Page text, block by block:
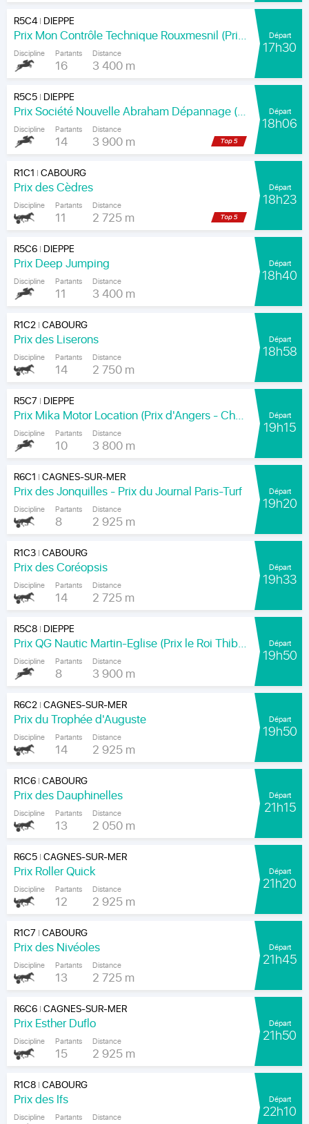
R5C4| DIEPPE
Prix Mon Contrôle Technique Rouxmesnil (Prix Jean de la Rochefoucauld)
Discipline Partants
16
Distance
3 400 m
Départ
17h30
R5C5| DIEPPE
Prix Société Nouvelle Abraham Dépannage (Prix Arenice)
Discipline Partants
14
Distance
3 900 m
Départ
18h06
R1C1 |CABOURG
Prix des Cèdres
Discipline Partants
11
Distance
2 725 m
Départ
18h23
R5C6| DIEPPE
Prix Deep Jumping
Discipline Partants
11
Distance
3 400 m
Départ
18h40
R1C2|CABOURG
Prix des Liserons
Discipline Partants
14
Distance
2 750 m
Départ
18h58
R5C7 | DIEPPE
Prix Mika Motor Location (Prix d'Angers - Chamionnat Paris-Turf des Apprentis-Jeunes-Jockeys)
Discipline Partants
10
Distance
3 800 m
Départ
19h15
R6C1 |CAGNES-SUR-MER
Prix des Jonquilles - Prix du Journal Paris-Turf
Discipline Partants
8
Distance
2 925 m
Départ
19h20
R1C3|CABOURG
Prix des Coréopsis
Discipline Partants
14
Distance
2 725 m
Départ
19h33
R5C8| DIEPPE
Prix QG Nautic Martin-Eglise (Prix le Roi Thibault)
Discipline Partants
8
Distance
3 900 m
Départ
19h50
R6C2|CAGNES-SUR-MER
Prix du Trophée d'Auguste
Discipline Partants
14
Distance
2 925 m
Départ
19h50
R1C6|CABOURG
Prix des Dauphinelles
Discipline Partants
13
Distance
2 050 m
Départ
21h15
R6C5|CAGNES-SUR-MER
Prix Roller Quick
Discipline Partants
12
Distance
2 925 m
Départ
21h20
R1C7 |CABOURG
Prix des Nivéoles
Discipline Partants
13
Distance
2 725 m
Départ
21h45
R6C6|CAGNES-SUR-MER
Prix Esther Duflo
Discipline Partants
15
Distance
2 925 m
Départ
21h50
R1C8|CABOURG
Prix des Ifs
Discipline Partants Distance
Départ
22h10